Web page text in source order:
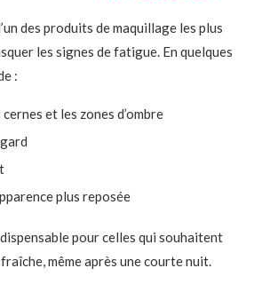
des produits de maquillage les plus
les signes de fatigue. En quelques
:
et les zones d’ombre
plus reposée
pour celles qui souhaitent
même après une courte nuit.